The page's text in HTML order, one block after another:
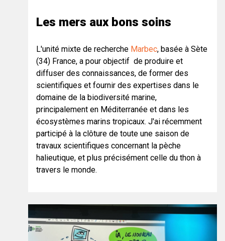
Les mers aux bons soins
L'unité mixte de recherche Marbec, basée à Sète
(34) France, a pour objectif de produire et
diffuser des connaissances, de former des
scientifiques et fournir des expertises dans le
domaine de la biodiversité marine,
principalement en Méditerranée et dans les
écosystèmes marins tropicaux. J'ai récemment
participé à la clôture de toute une saison de
travaux scientifiques concernant la pèche
halieutique, et plus précisément celle du thon à
travers le monde.